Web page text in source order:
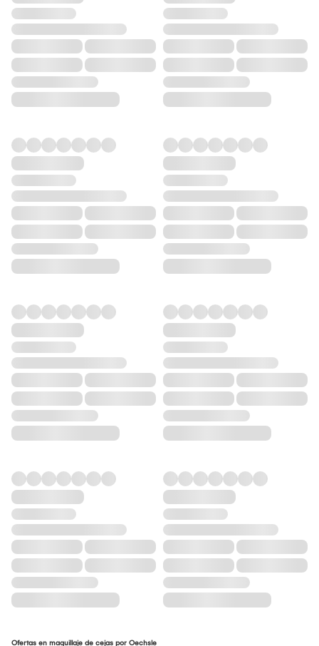
Ofertas en maquillaje de cejas por Oechsle